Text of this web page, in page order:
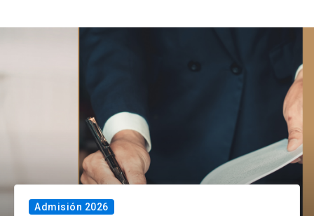
Admisión 2026